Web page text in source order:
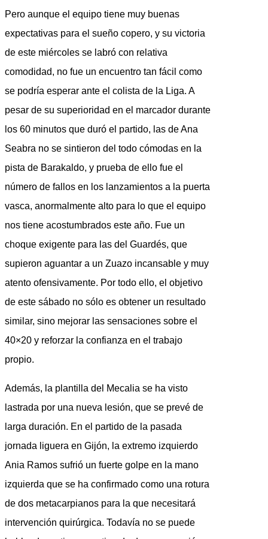
Pero aunque el equipo tiene muy buenas
expectativas para el sueño copero, y su victoria
de este miércoles se labró con relativa
comodidad, no fue un encuentro tan fácil como
se podría esperar ante el colista de la Liga. A
pesar de su superioridad en el marcador durante
los 60 minutos que duró el partido, las de Ana
Seabra no se sintieron del todo cómodas en la
pista de Barakaldo, y prueba de ello fue el
número de fallos en los lanzamientos a la puerta
vasca, anormalmente alto para lo que el equipo
nos tiene acostumbrados este año. Fue un
choque exigente para las del Guardés, que
supieron aguantar a un Zuazo incansable y muy
atento ofensivamente. Por todo ello, el objetivo
de este sábado no sólo es obtener un resultado
similar, sino mejorar las sensaciones sobre el
40×20 y reforzar la confianza en el trabajo
propio.
Además, la plantilla del Mecalia se ha visto
lastrada por una nueva lesión, que se prevé de
larga duración. En el partido de la pasada
jornada liguera en Gijón, la extremo izquierdo
Ania Ramos sufrió un fuerte golpe en la mano
izquierda que se ha confirmado como una rotura
de dos metacarpianos para la que necesitará
intervención quirúrgica. Todavía no se puede